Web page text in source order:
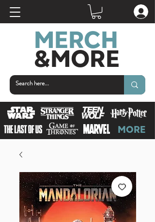
MERCH
&MORE
MORE